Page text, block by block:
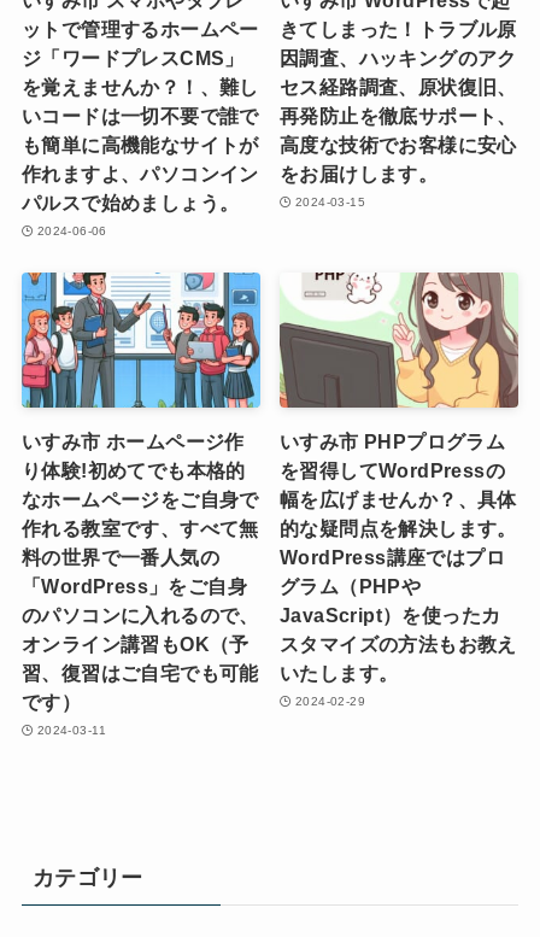
ットで管理するホームペー
ジ「ワードプレスCMS」
を覚えませんか？！、難し
いコードは一切不要で誰で
も簡単に高機能なサイトが
作れますよ、パソコンイン
パルスで始めましょう。
2024-06-06
きてしまった！トラブル原
因調査、ハッキングのアク
セス経路調査、原状復旧、
再発防止を徹底サポート、
高度な技術でお客様に安心
をお届けします。
2024-03-15
いすみ市 ホームページ作
り体験!初めてでも本格的
なホームページをご自身で
作れる教室です、すべて無
料の世界で一番人気の
「WordPress」をご自身
のパソコンに入れるので、
オンライン講習もOK（予
習、復習はご自宅でも可能
です）
2024-03-11
いすみ市 PHPプログラム
を習得してWordPressの
幅を広げませんか？、具体
的な疑問点を解決します。
WordPress講座ではプロ
グラム（PHPや
JavaScript）を使ったカ
スタマイズの方法もお教え
いたします。
2024-02-29
カテゴリー